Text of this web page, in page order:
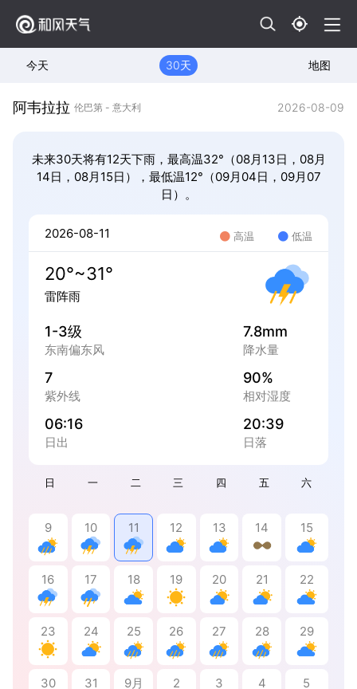
今天 30天 地图
阿韦拉拉 伦巴第 - 意大利 2026-08-09
未来30天将有12天下雨，最高温32°（08月13日，08月
14日，08月15日），最低温12°（09月04日，09月07
日）。
日 一 二 三 四 五 六
9 10 11 12 13 14 15
16 17 18 19 20 21 22
23 24 25 26 27 28 29
30 31 9月 2 3 4 5
2026-08-11 高温 低温
20°~31°
雷阵雨
1-3级
东南偏东风
7.8mm
降水量
7
紫外线
90%
相对湿度
06:16
日出
20:39
日落